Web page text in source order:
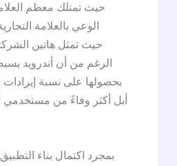
حيث تمتلك معظم
الوعي بالعلامة
أبل أكثر وفاءً من مستخدمي
بمجرد اكتمال بناء